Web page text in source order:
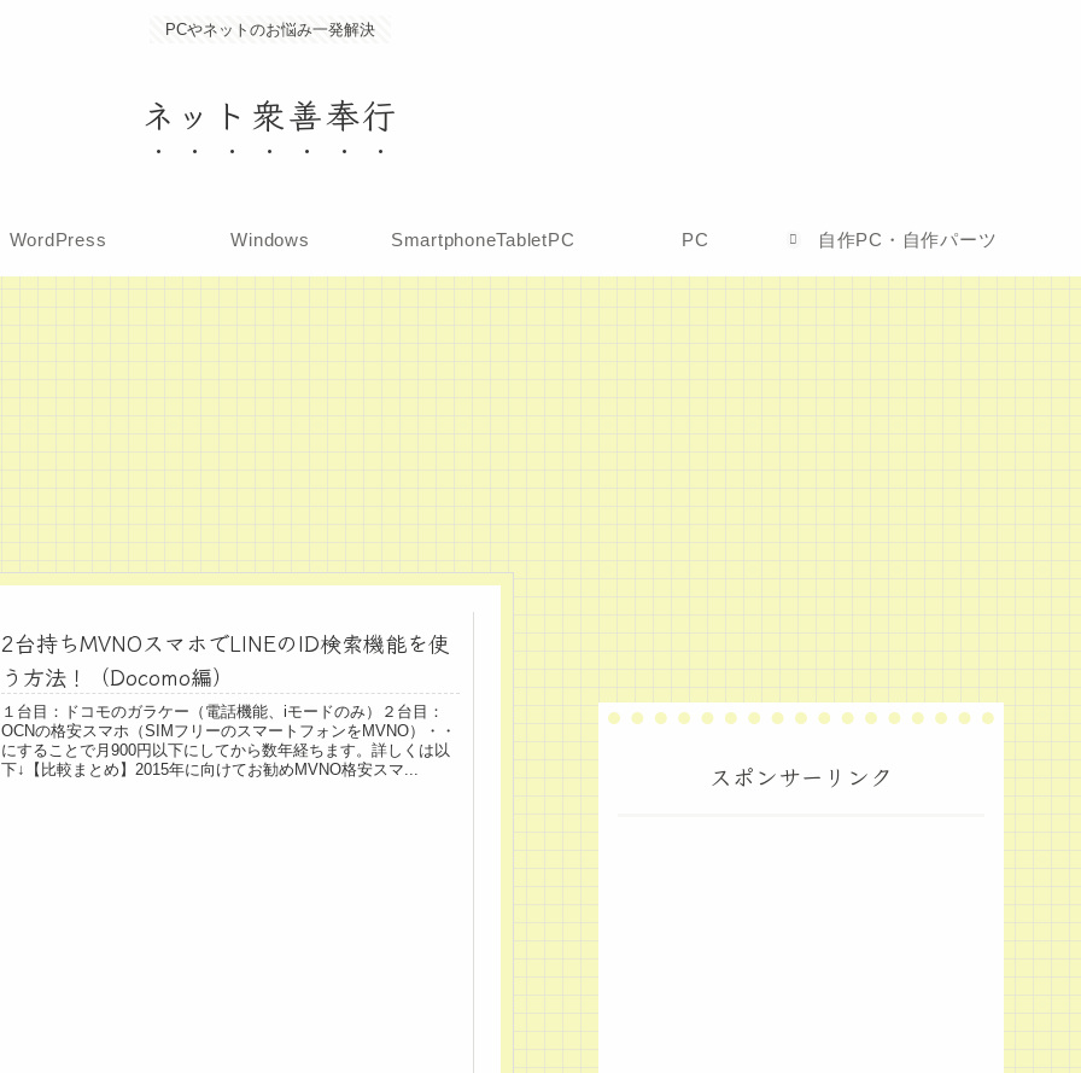
PCやネットのお悩み一発解決
ネット衆善奉行
WordPress Windows SmartphoneTabletPC PC 自作PC・自作パーツ
2台持ちMVNOスマホでLINEのID検索機能を使
う方法！（Docomo編）
１台目：ドコモのガラケー（電話機能、iモードのみ）２台目：
OCNの格安スマホ（SIMフリーのスマートフォンをMVNO）・・
にすることで月900円以下にしてから数年経ちます。詳しくは以
下↓【比較まとめ】2015年に向けてお勧めMVNO格安スマ...
スポンサーリンク